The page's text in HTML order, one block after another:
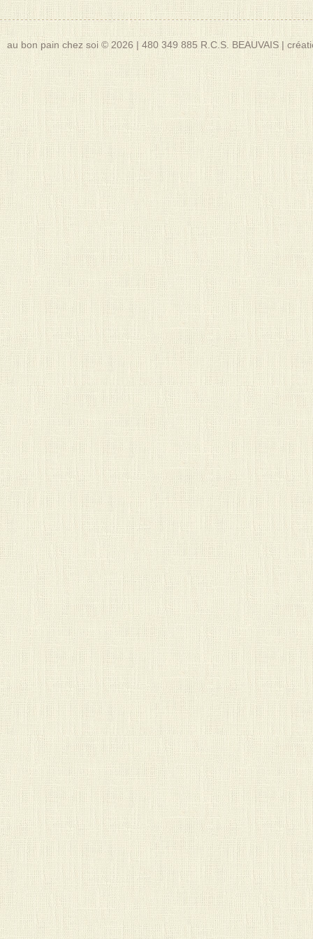
au bon pain chez soi © 2026 |480 349 885 R.C.S. BEAUVAIS |